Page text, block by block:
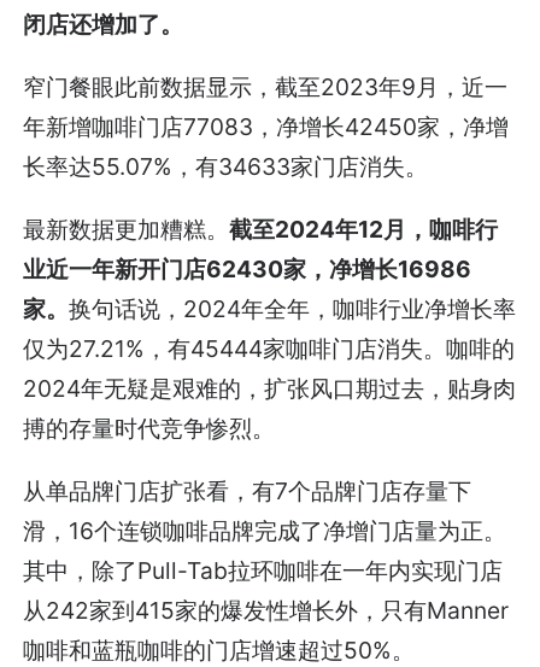
闭店还增加了。
窄门餐眼此前数据显示，截至2023年9月，近一
年新增咖啡门店77083，净增长42450家，净增
长率达55.07%，有34633家门店消失。
最新数据更加糟糕。截至2024年12月，咖啡行
业近一年新开门店62430家，净增长16986
家。换句话说，2024年全年，咖啡行业净增长率
仅为27.21%，有45444家咖啡门店消失。咖啡的
2024年无疑是艰难的，扩张风口期过去，贴身肉
搏的存量时代竞争惨烈。
从单品牌门店扩张看，有7个品牌门店存量下
滑，16个连锁咖啡品牌完成了净增门店量为正。
其中，除了Pull-Tab拉环咖啡在一年内实现门店
从242家到415家的爆发性增长外，只有Manner
咖啡和蓝瓶咖啡的门店增速超过50%。